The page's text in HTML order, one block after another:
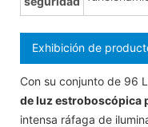
Exhibición de
Con su conjunto de 96
de luz estroboscópica
intensa ráfaga de